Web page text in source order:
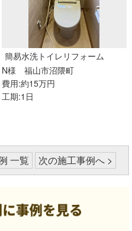
簡易水洗トイレリフォーム
N様福山市沼隈町
費用:約15万円
工期:1日
一覧 次の施工事例へ >